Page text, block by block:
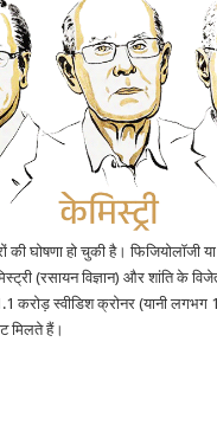
घोषणा हो चुकी है। फिजियोलॉजी या
(रसायन विज्ञान) और शांति के
करोड़ स्वीडिश क्रोनर (यानी लगभग
मिलते हैं।